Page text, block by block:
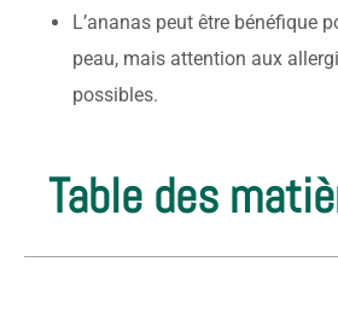
L’ananas peut être bénéfique
peau, mais attention aux
possibles.
Table des